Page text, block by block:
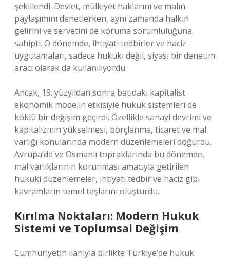
şekillendi. Devlet, mülkiyet haklarını ve malın
paylaşımını denetlerken, aynı zamanda halkın
gelirini ve servetini de koruma sorumluluğuna
sahipti. O dönemde, ihtiyati tedbirler ve haciz
uygulamaları, sadece hukuki değil, siyasi bir denetim
aracı olarak da kullanılıyordu.
Ancak, 19. yüzyıldan sonra batıdaki kapitalist
ekonomik modelin etkisiyle hukuk sistemleri de
köklü bir değişim geçirdi. Özellikle sanayi devrimi ve
kapitalizmin yükselmesi, borçlanma, ticaret ve mal
varlığı konularında modern düzenlemeleri doğurdu.
Avrupa’da ve Osmanlı topraklarında bu dönemde,
mal varlıklarının korunması amacıyla getirilen
hukuki düzenlemeler, ihtiyati tedbir ve haciz gibi
kavramların temel taşlarını oluşturdu.
Kırılma Noktaları: Modern Hukuk
Sistemi ve Toplumsal Değişim
Cumhuriyetin ilanıyla birlikte Türkiye’de hukuk